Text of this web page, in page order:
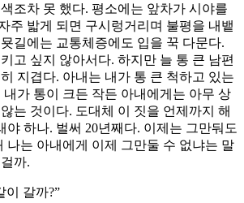
조차 못 했다. 평소에는 앞차가 시야를
주 밟게 되면 구시렁거리며 불평을 내뱉
길에는 교통체증에도 입을 꾹 다문다.
고 싶지 않아서다. 하지만 늘 통 큰 남편
지겹다. 아내는 내가 통 큰 척하고 있는
가 통이 크든 작든 아내에게는 아무 상
는 것이다. 도대체 이 짓을 언제까지 해
야 하나. 벌써 20년째다. 이제는 그만둬도
나는 아내에게 이제 그만둘 수 없냐는 말
까.
이 갈까?”